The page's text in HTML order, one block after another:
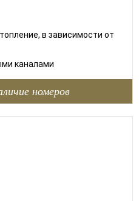
в зависимости от
каналами
номеров